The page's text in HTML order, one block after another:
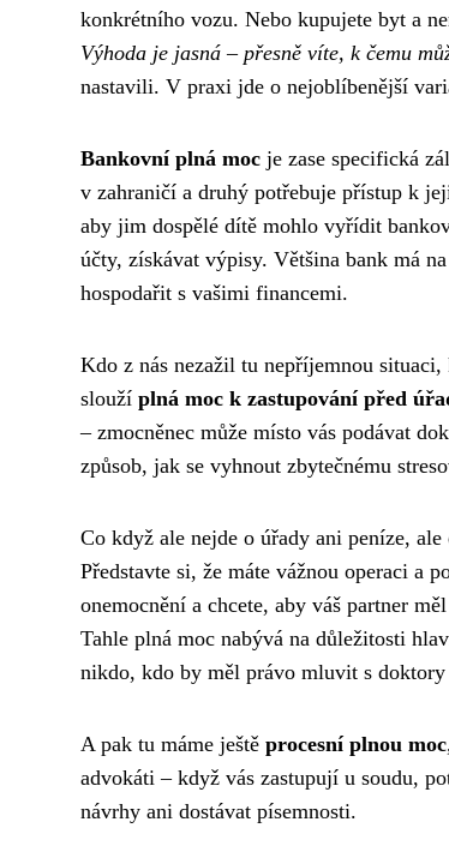
konkrétního vozu. Nebo kupujete byt a
Výhoda je jasná – přesně víte, k čemu
nastavili. V praxi jde o nejoblíbenější
Bankovní plná moc je zase specifická
v zahraničí a druhý potřebuje přístup k
aby jim dospělé dítě mohlo vyřídit
účty, získávat výpisy. Většina bank má
hospodařit s vašimi financemi.
Kdo z nás nezažil tu nepříjemnou
slouží plná moc k zastupování před
– zmocněnec může místo vás podávat
způsob, jak se vyhnout zbytečnému
Co když ale nejde o úřady ani peníze, ale
Představte si, že máte vážnou operaci a
onemocnění a chcete, aby váš partner
Tahle plná moc nabývá na důležitosti
nikdo, kdo by měl právo mluvit s doktory
A pak tu máme ještě procesní plnou moc
advokáti – když vás zastupují u soudu,
návrhy ani dostávat písemnosti.